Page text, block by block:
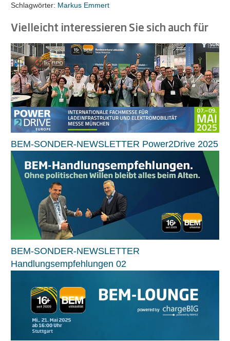
Schlagwörter: Markus Emmert
Vielleicht interessieren Sie sich auch für
BEM-SONDER-NEWSLETTER Power2Drive 2025
BEM-SONDER-NEWSLETTER
Handlungsempfehlungen 02